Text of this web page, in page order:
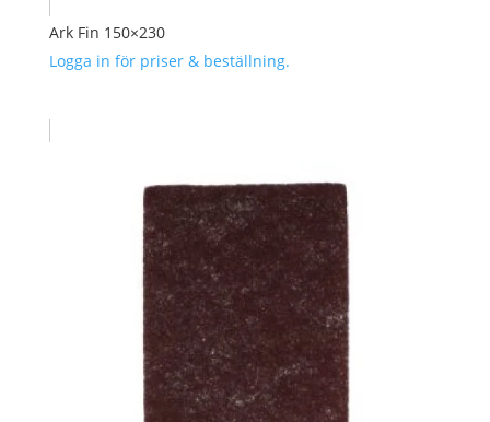
Ark Fin 150×230
Logga in för priser & beställning.